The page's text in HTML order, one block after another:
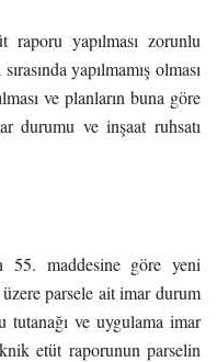
yapılması zorunlu
yapılmamış olması
ve planların buna göre
durumu ve inşaat ruhsatı
55. maddesine göre yeni
parsele ait imar durum
tutanağı ve uygulama imar
etüt raporunun parselin